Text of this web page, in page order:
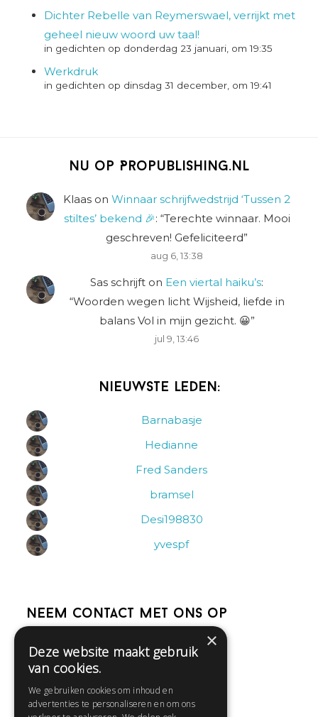
Dichter Rebelle van Reymerswael, verrijkt met
geheel nieuw woord uw taal!
in gedichten op donderdag 23 januari, om 19:35
Werkdruk
in gedichten op dinsdag 31 december, om 19:41
Nu op Propublishing.nl
Klaas on Winnaar schrijfwedstrijd ‘Tussen 2
stiltes’ bekend 🎉: “Terechte winnaar. Mooi
geschreven! Gefeliciteerd”
aug 6, 13:38
Sas schrijft on Een viertal haiku’s:
“Woorden wegen licht Wijsheid, liefde in
balans Vol in mijn gezicht. 😀”
jul 9, 13:46
Nieuwste leden:
Barnabasje
Hedianne
Fred Sanders
bramsel
Desi198830
yvespf
Neem contact met ons op
Help
Contact
Huisregels
×
Deze website maakt gebruik
van cookies.
We gebruiken cookies om inhoud en
advertenties te personaliseren en om ons